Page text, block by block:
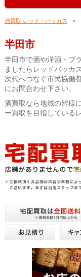
酒買取 レッド・バッカス
半田市
半田市で酒や洋酒・ブ
ましたらレッドバッカ
次代へつなぐ市民協働
にお問合わせ下さい。
酒買取なら地域の皆様
ー買取を目指している